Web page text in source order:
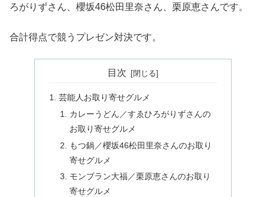
ろがりずさん、櫻坂46松田里奈さん、栗原恵さんです。
合計得点で競うプレゼン対決です。
目次
芸能人お取り寄せグルメ
カレーうどん／すゑひろがりずさんの
お取り寄せグルメ
もつ鍋／櫻坂46松田里奈さんのお取り
寄せグルメ
モンブラン大福／栗原恵さんのお取り
寄せグルメ